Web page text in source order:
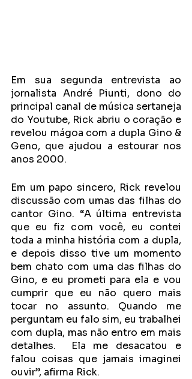
Em sua segunda entrevista ao
jornalista André Piunti, dono do
principal canal de música sertaneja
do Youtube, Rick abriu o coração e
revelou mágoa com a dupla Gino &
Geno, que ajudou a estourar nos
anos 2000.
Em um papo sincero, Rick revelou
discussão com umas das filhas do
cantor Gino. “A última entrevista
que eu fiz com você, eu contei
toda a minha história com a dupla,
e depois disso tive um momento
bem chato com uma das filhas do
Gino, e eu prometi para ela e vou
cumprir que eu não quero mais
tocar no assunto. Quando me
perguntam eu falo sim, eu trabalhei
com dupla, mas não entro em mais
detalhes.  Ela me desacatou e
falou coisas que jamais imaginei
ouvir”, afirma Rick.